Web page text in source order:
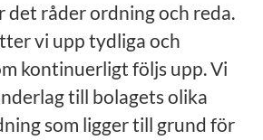
det råder ordning och reda.
vi upp tydliga och
kontinuerligt följs upp. Vi
till bolagets olika
som ligger till grund för